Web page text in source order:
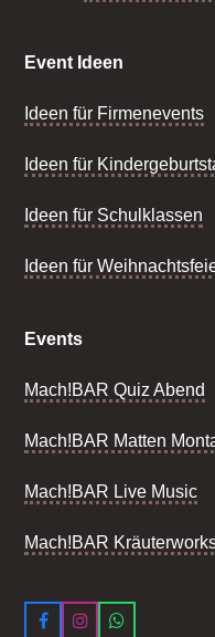
Event Ideen
Ideen für Firmenevents
Ideen für
Ideen für Schulklassen
Ideen für
Events
Mach!BAR Quiz Abend
Mach!BAR Matten
Mach!BAR Live Music
Mach!BAR
Facebook
InstagramWhatsapp